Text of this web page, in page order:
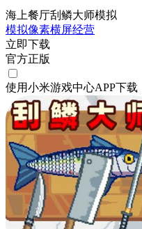
海上餐厅刮鳞大师模拟
模拟像素横屏经营
立即下载
官方正版
使用小米游戏中心APP下载